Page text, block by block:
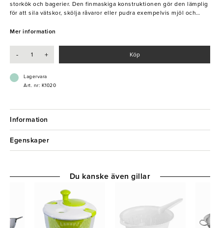
storkök och bagerier. Den finmaskiga konstruktionen gör den lämplig
för att sila vätskor, skölja råvaror eller pudra exempelvis mjöl och
och tålighet vid daglig användning i köksmiljöer med högt tempo.
- Finmaskig design för effektiv silning
- Robust konstruktion för daglig användning
Mer information
- + Köp
Lagervara
Art. nr: K1020
Information
Egenskaper
Du kanske även gillar